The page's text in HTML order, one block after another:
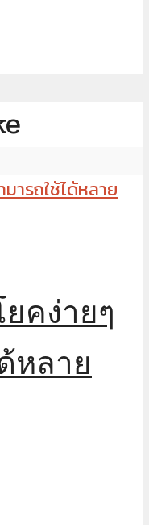
คง่ายๆ
หลาย